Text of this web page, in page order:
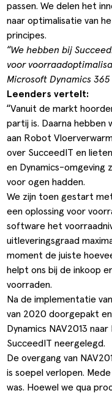
passen. We delen het
naar optimalisatie van
principes.
“We hebben bij
voor
Microsoft Dynamics
Leenders vertelt:
“Vanuit de markt
partij is. Daarna
aan Robot
over SucceedIT en
en Dynamics-omgeving
voor ogen hadden.
We zijn toen gestart
een oplossing voor
software het
uitleveringsgraad
moment de juiste
helpt ons bij de inkoop
voorraden.
Na de implementatie
van 2020 doorgepakt
Dynamics NAV2013
SucceedIT neergelegd.
De overgang van
is soepel verlopen.
was. Hoewel we qua